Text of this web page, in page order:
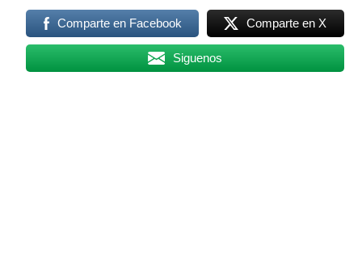
Comparte en Facebook Comparte en X
Siguenos